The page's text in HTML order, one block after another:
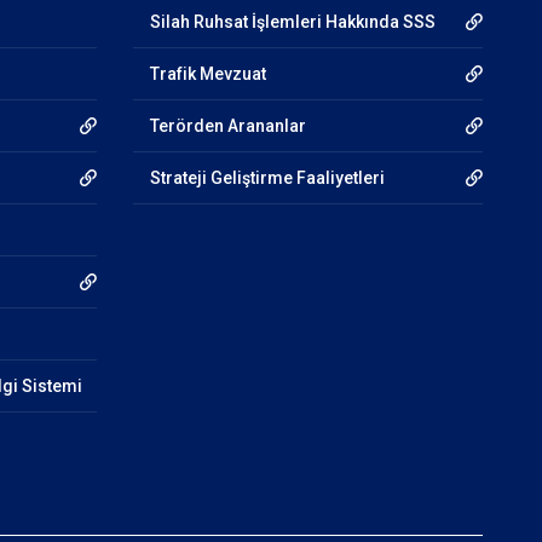
Sistemi
Silah Ruhsat İşlemleri Hakkında SSS
Trafik Mevzuat
Terörden Arananlar
Strateji Geliştirme Faaliyetleri